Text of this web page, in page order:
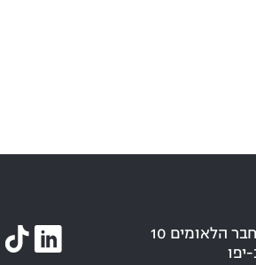
כתובת: חבר הלאומים 10
יפו